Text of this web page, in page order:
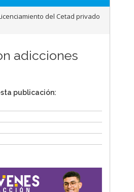
del Cetad privado
adicciones
publicación: